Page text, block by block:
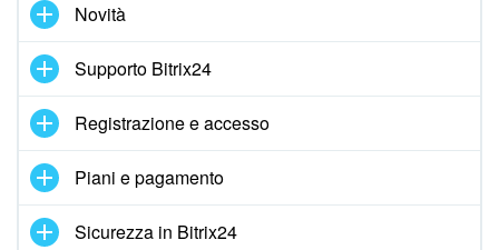
Dipendenti
Knowledge base
Firma elettronica
Firma elettronica per HR
Novità
Supporto Bitrix24
Registrazione e accesso
Piani e pagamento
Sicurezza in Bitrix24